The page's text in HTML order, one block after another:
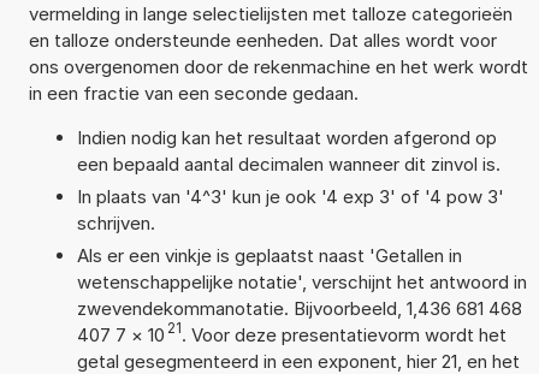
vermelding in lange selectielijsten met talloze categorieën
en talloze ondersteunde eenheden. Dat alles wordt voor
ons overgenomen door de rekenmachine en het werk wordt
in een fractie van een seconde gedaan.
Indien nodig kan het resultaat worden afgerond op
een bepaald aantal decimalen wanneer dit zinvol is.
In plaats van '4^3' kun je ook '4 exp 3' of '4 pow 3'
schrijven.
Als er een vinkje is geplaatst naast 'Getallen in
wetenschappelijke notatie', verschijnt het antwoord in
zwevendekommanotatie. Bijvoorbeeld, 1,436 681 468
407 7 × 10 21. Voor deze presentatievorm wordt het
getal gesegmenteerd in een exponent, hier 21, en het